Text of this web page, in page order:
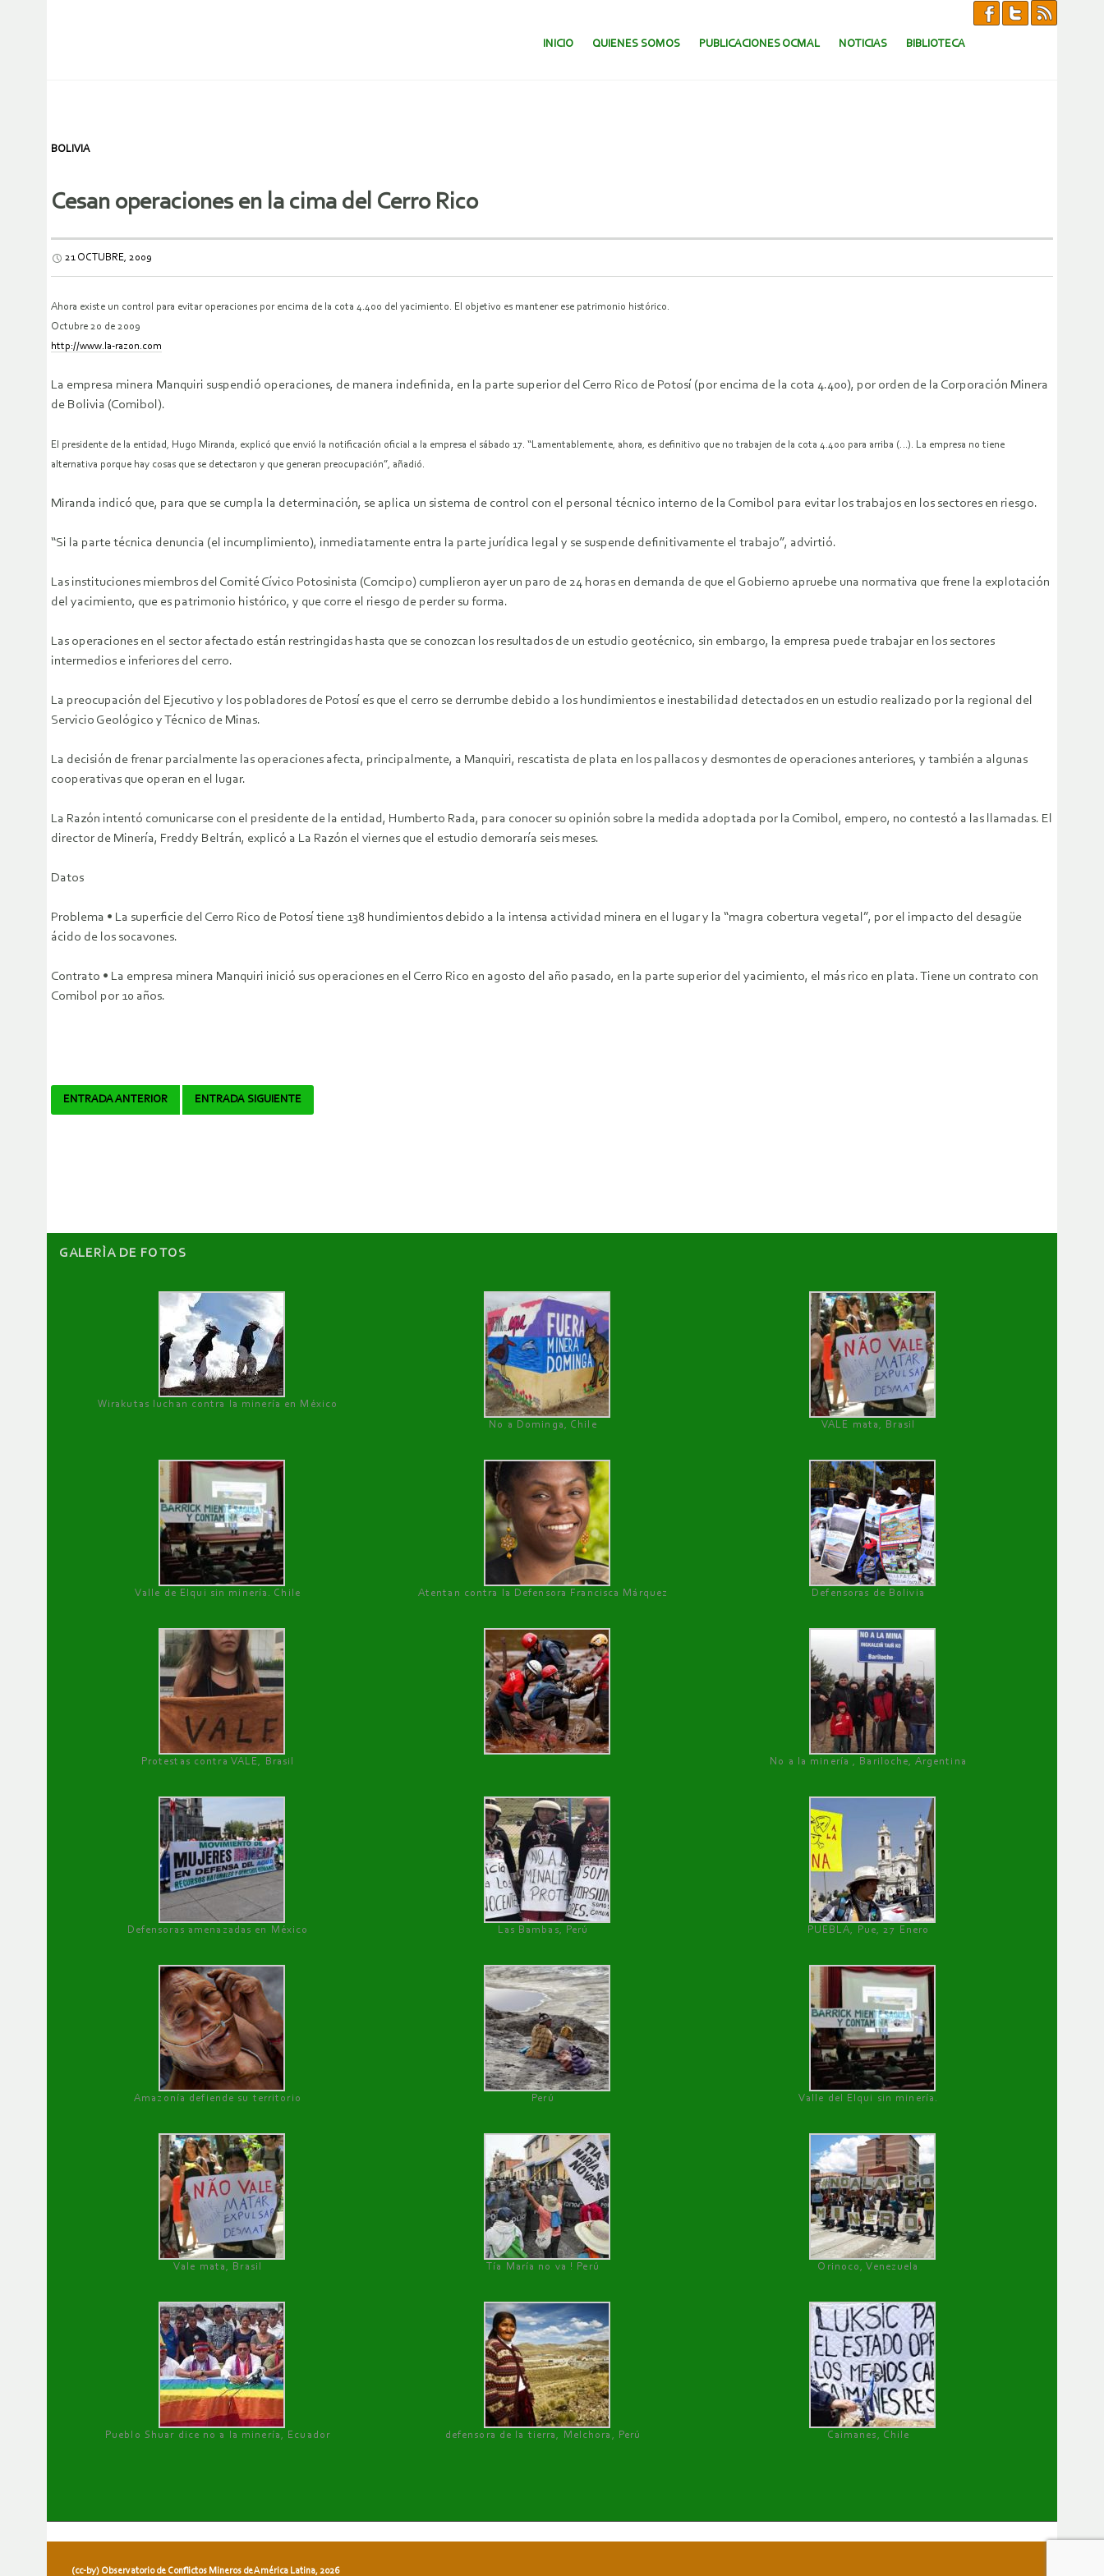
SALTAR AL CONTENIDO.
INICIO QUIENES SOMOS PUBLICACIONES OCMAL NOTICIAS BIBLIOTECA
BOLIVIA
Cesan operaciones en la cima del Cerro Rico
21 OCTUBRE, 2009
Ahora existe un control para evitar operaciones por encima de la cota 4.400 del yacimiento. El objetivo es mantener ese patrimonio histórico.
Octubre 20 de 2009
http://www.la-razon.com
La empresa minera Manquiri suspendió operaciones, de manera indefinida, en la parte superior del Cerro Rico de Potosí (por encima de la cota 4.400), por orden de la Corporación Minera
de Bolivia (Comibol).
El presidente de la entidad, Hugo Miranda, explicó que envió la notificación oficial a la empresa el sábado 17. “Lamentablemente, ahora, es definitivo que no trabajen de la cota 4.400 para arriba (…). La empresa no tiene
alternativa porque hay cosas que se detectaron y que generan preocupación”, añadió.
Miranda indicó que, para que se cumpla la determinación, se aplica un sistema de control con el personal técnico interno de la Comibol para evitar los trabajos en los sectores en riesgo.
“Si la parte técnica denuncia (el incumplimiento), inmediatamente entra la parte jurídica legal y se suspende definitivamente el trabajo”, advirtió.
Las instituciones miembros del Comité Cívico Potosinista (Comcipo) cumplieron ayer un paro de 24 horas en demanda de que el Gobierno apruebe una normativa que frene la explotación
del yacimiento, que es patrimonio histórico, y que corre el riesgo de perder su forma.
Las operaciones en el sector afectado están restringidas hasta que se conozcan los resultados de un estudio geotécnico, sin embargo, la empresa puede trabajar en los sectores
intermedios e inferiores del cerro.
La preocupación del Ejecutivo y los pobladores de Potosí es que el cerro se derrumbe debido a los hundimientos e inestabilidad detectados en un estudio realizado por la regional del
Servicio Geológico y Técnico de Minas.
La decisión de frenar parcialmente las operaciones afecta, principalmente, a Manquiri, rescatista de plata en los pallacos y desmontes de operaciones anteriores, y también a algunas
cooperativas que operan en el lugar.
La Razón intentó comunicarse con el presidente de la entidad, Humberto Rada, para conocer su opinión sobre la medida adoptada por la Comibol, empero, no contestó a las llamadas. El
director de Minería, Freddy Beltrán, explicó a La Razón el viernes que el estudio demoraría seis meses.
Datos
Problema • La superficie del Cerro Rico de Potosí tiene 138 hundimientos debido a la intensa actividad minera en el lugar y la “magra cobertura vegetal”, por el impacto del desagüe
ácido de los socavones.
Contrato • La empresa minera Manquiri inició sus operaciones en el Cerro Rico en agosto del año pasado, en la parte superior del yacimiento, el más rico en plata. Tiene un contrato con
Comibol por 10 años.
Navegador
ENTRADA ANTERIOR ENTRADA SIGUIENTE
GALERÌA DE FOTOS
Wirakutas luchan contra la minería en México
No a Dominga, Chile
VALE mata, Brasil
Valle de Elqui sin minería. Chile Atentan contra la Defensora Francisca Márquez Defensoras de Bolivia
Protestas contra VALE, Brasil No a la minería , Bariloche, Argentina
Defensoras amenazadas en México Las Bambas, Perú PUEBLA, Pue, 27 Enero
Amazonía defiende su territorio Perú Valle del Elqui sin minería.
Vale mata, Brasil Tía María no va ! Perú Orinoco, Venezuela
Pueblo Shuar dice no a la minería, Ecuador defensora de la tierra, Melchora, Perú Caimanes, Chile
(cc-by) Observatorio de Conflictos Mineros de América Latina, 2026